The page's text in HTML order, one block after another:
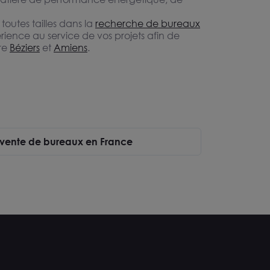
tailles dans la recherche de bureaux
au service de vos projets afin de
Béziers et Amiens.
de bureaux en France